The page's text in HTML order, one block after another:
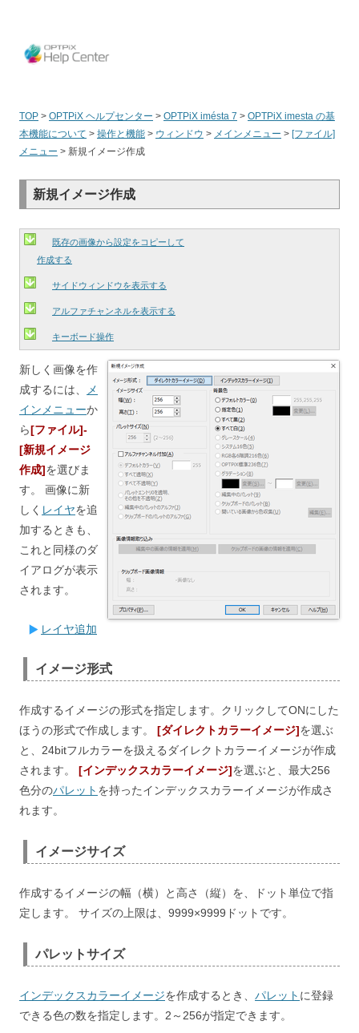
TOP > OPTPiX ヘルプセンター > OPTPiX imésta 7 > OPTPiX imesta の基
本機能について > 操作と機能 > ウィンドウ > メインメニュー > [ファイル]
メニュー > 新規イメージ作成
新規イメージ作成
既存の画像から設定をコピーして
作成する
サイドウィンドウを表示する
アルファチャンネルを表示する
キーボード操作
新しく画像を作
成するには、
メ
インメニューか
ら[ファイル]-
[新規イメージ
作成]を選びま
す。 画像に新
しく レイヤを追
加するときも、
これと同様のダ
イアログが表示
されます。
レイヤ追加
イメージ形式
作成するイメージの形式を指定します。クリックしてONにした
ほうの形式で作成します。 [ダイレクトカラーイメージ]を選ぶ
と、24bitフルカラーを扱えるダイレクトカラーイメージが作成
されます。 [インデックスカラーイメージ]を選ぶと、最大256
色分のパレット を持ったインデックスカラーイメージが作成さ
れます。
イメージサイズ
作成するイメージの幅（横）と高さ（縦）を、ドット単位で指
定します。 サイズの上限は、9999×9999ドットです。
パレットサイズ
インデックスカラーイメージを作成するとき、 パレット に登録
できる色の数を指定します。2～256が指定できます。